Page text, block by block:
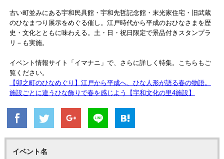
古い町並みにある宇和民具館・宇和先哲記念館・末光家住宅・旧武蔵
のひなまつり展示をめぐる催し。江戸時代から平成のおひなさまを歴
史・文化とともに味わえる。土・日・祝日限定で景品付きスタンプラ
リ－も実施。
イベント情報サイト「イマナニ」で、さらに詳しく特集。こちらもご
覧ください。
【卯之町のひなめぐり】江戸から平成へ、ひな人形が語る春の物語。
施設ごとに違うひな飾りで春を感じよう【宇和文化の里4施設】
イベント名